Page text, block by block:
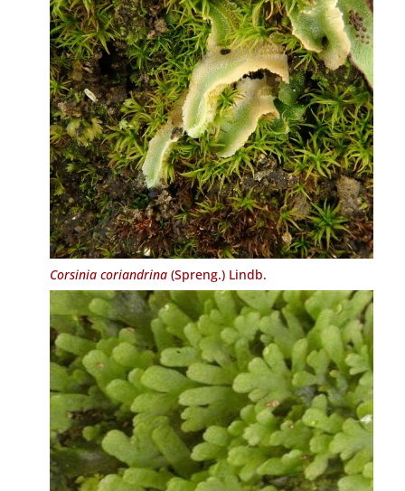
Corsinia coriandrina(Spreng.) Lindb.